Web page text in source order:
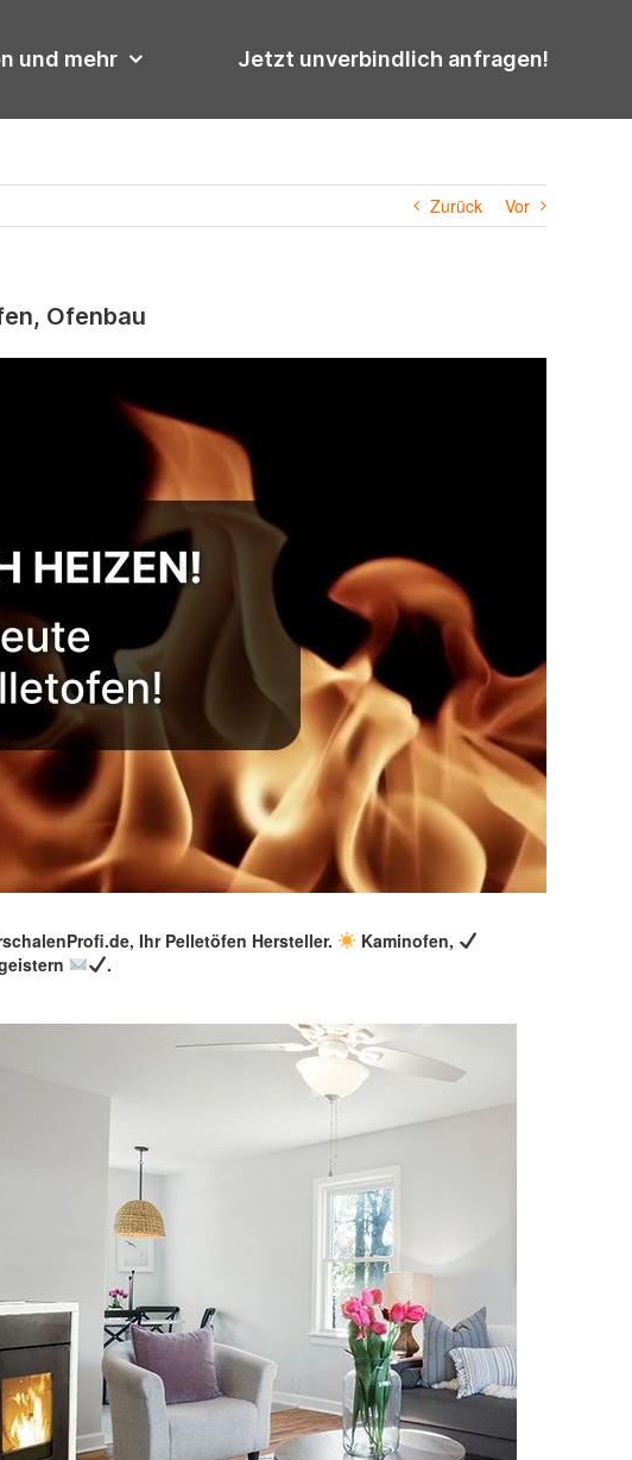
und mehr Jetzt unverbindlich anfragen!
Zurück Vor
Ofenbau
Ihr Pelletöfen Hersteller.
Kaminofen,
.